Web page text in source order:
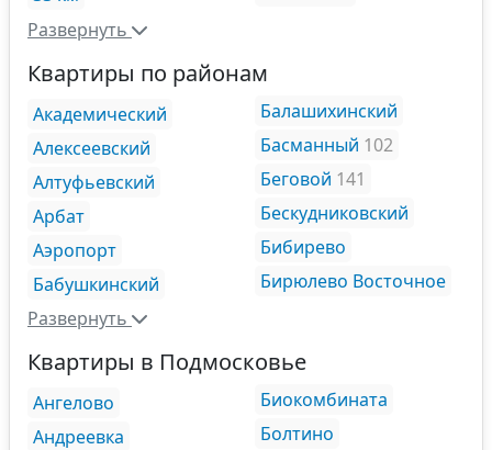
Развернуть
Квартиры по районам
Академический
Алексеевский
Алтуфьевский
Арбат
Аэропорт
Бабушкинский
Балашихинский
Басманный 102
Беговой 141
Бескудниковский
Бибирево
Бирюлево Восточное
Развернуть
Квартиры в Подмосковье
Ангелово
Андреевка
Биокомбината
Болтино